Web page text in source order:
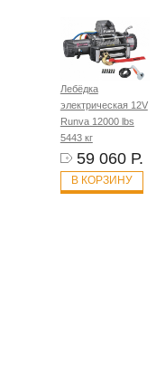
Лебёдка
электрическая 12V
Runva 12000 lbs
5443 кг
59 060 Р.
В КОРЗИНУ